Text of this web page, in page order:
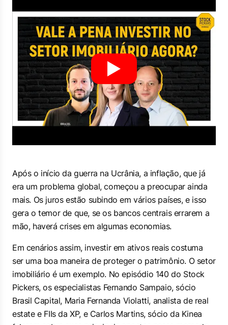
Após o início da guerra na Ucrânia, a inflação, que já
era um problema global, começou a preocupar ainda
mais. Os juros estão subindo em vários países, e isso
gera o temor de que, se os bancos centrais errarem a
mão, haverá crises em algumas economias.
Em cenários assim, investir em ativos reais costuma
ser uma boa maneira de proteger o patrimônio. O setor
imobiliário é um exemplo. No episódio 140 do Stock
Pickers, os especialistas Fernando Sampaio, sócio
Brasil Capital, Maria Fernanda Violatti, analista de real
estate e FIIs da XP, e Carlos Martins, sócio da Kinea